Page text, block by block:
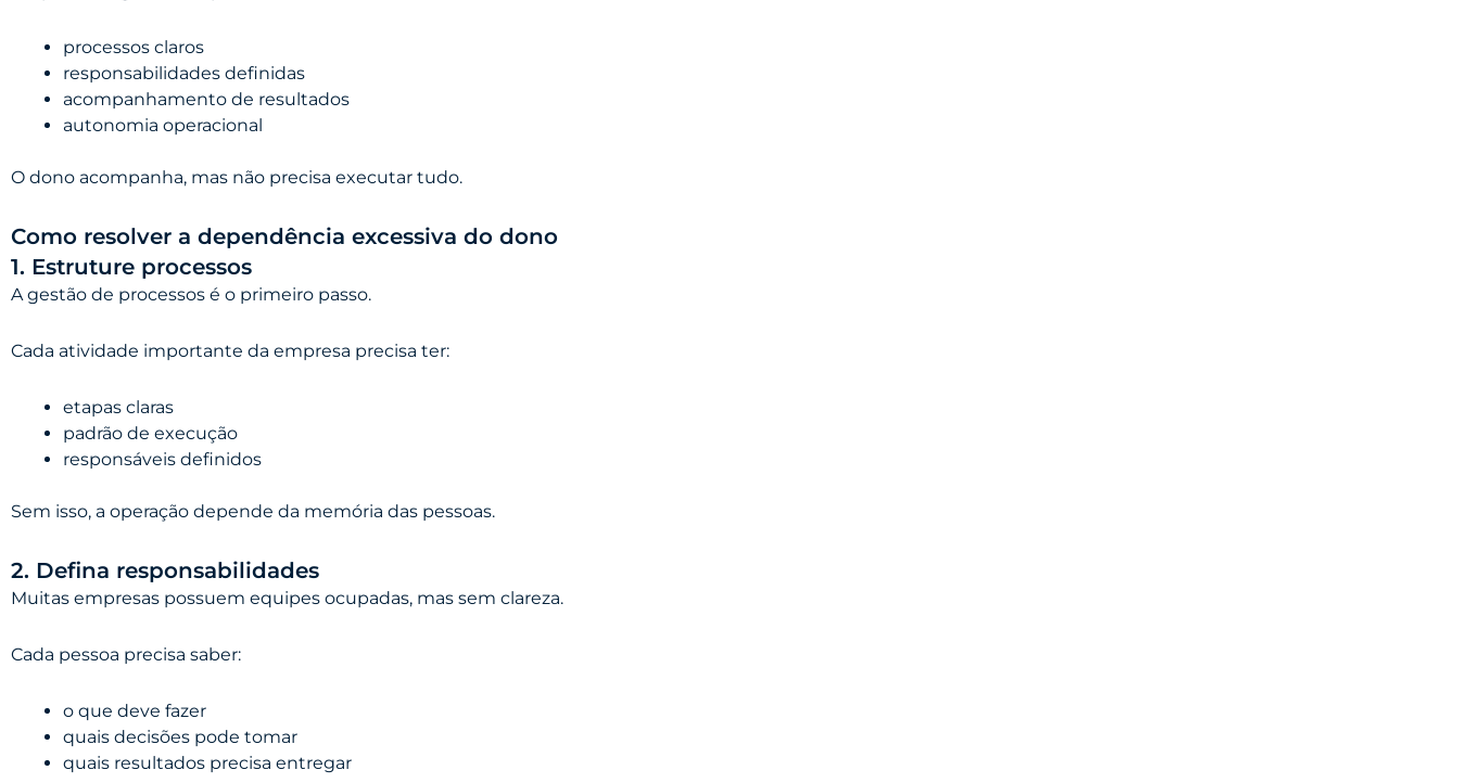
processos claros
responsabilidades definidas
acompanhamento de resultados
autonomia operacional
O dono acompanha, mas não precisa executar tudo.
Como resolver a dependência excessiva do dono
1. Estruture processos
A gestão de processos é o primeiro passo.
Cada atividade importante da empresa precisa ter:
etapas claras
padrão de execução
responsáveis definidos
Sem isso, a operação depende da memória das pessoas.
2. Defina responsabilidades
Muitas empresas possuem equipes ocupadas, mas sem clareza.
Cada pessoa precisa saber:
o que deve fazer
quais decisões pode tomar
quais resultados precisa entregar